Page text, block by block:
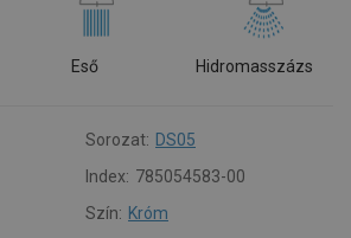
Eső Hidromasszázs
Sorozat: DS05
Index: 785054583-00
Szín: Króm